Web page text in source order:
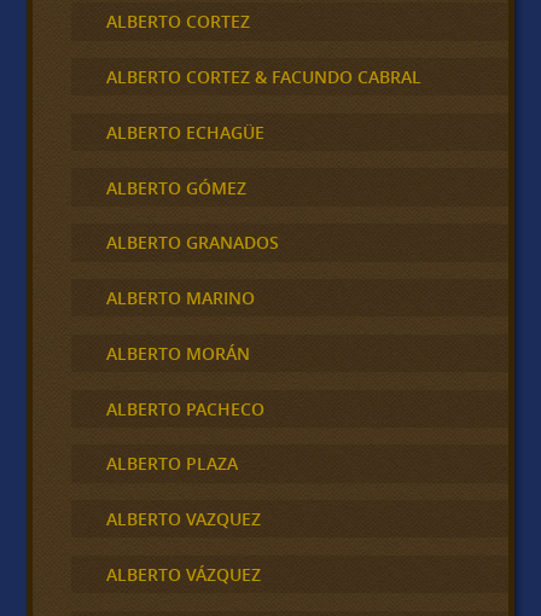
ALBERTO CORTEZ
ALBERTO CORTEZ & FACUNDO CABRAL
ALBERTO ECHAGÜE
ALBERTO GÓMEZ
ALBERTO GRANADOS
ALBERTO MARINO
ALBERTO MORÁN
ALBERTO PACHECO
ALBERTO PLAZA
ALBERTO VAZQUEZ
ALBERTO VÁZQUEZ